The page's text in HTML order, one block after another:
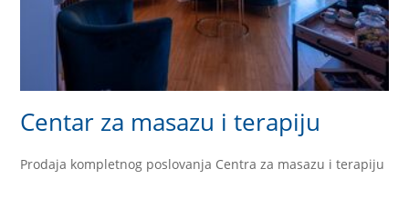
Centar za masazu i terapiju
Prodaja kompletnog poslovanja Centra za masazu i terapiju